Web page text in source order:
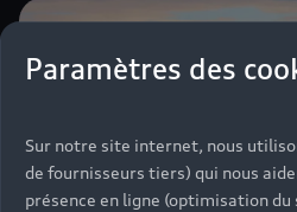
Paramètres des
Sur notre site internet, nous
de fournisseurs tiers) qui nous
présence en ligne (optimisation